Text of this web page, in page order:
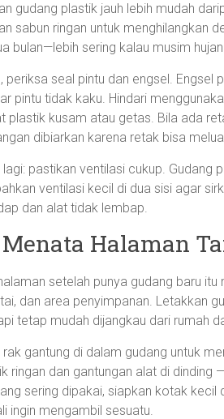
gudang plastik jauh lebih mudah
sabun ringan untuk menghilangkan
bulan—lebih sering kalau musim
periksa seal pintu dan engsel.
pintu tidak kaku. Hindari
plastik kusam atau getas. Bila ada
dibiarkan karena retak bisa
lagi: pastikan ventilasi cukup. Gudang
ventilasi kecil di dua sisi agar
dan alat tidak lembap.
Halaman
setelah punya gudang baru
dan area penyimpanan. Letakkan
tetap mudah dijangkau dari rumah
rak gantung di dalam gudang untuk
ringan dan gantungan alat di dinding
sering dipakai, siapkan kotak
ingin mengambil sesuatu.